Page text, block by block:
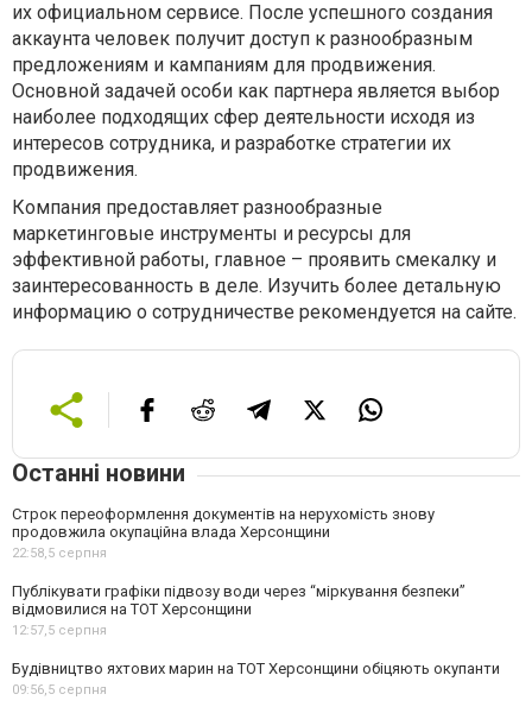
их официальном сервисе. После успешного создания
аккаунта человек получит доступ к разнообразным
предложениям и кампаниям для продвижения.
Основной задачей особи как партнера является выбор
наиболее подходящих сфер деятельности исходя из
интересов сотрудника, и разработке стратегии их
продвижения.
Компания предоставляет разнообразные
маркетинговые инструменты и ресурсы для
эффективной работы, главное – проявить смекалку и
заинтересованность в деле. Изучить более детальную
информацию о сотрудничестве рекомендуется на сайте.
Останні новини
Строк переоформлення документів на нерухомість знову
продовжила окупаційна влада Херсонщини
22:58,5 серпня
Публікувати графіки підвозу води через “міркування безпеки”
відмовилися на ТОТ Херсонщини
12:57,5 серпня
Будівництво яхтових марин на ТОТ Херсонщини обіцяють окупанти
09:56,5 серпня